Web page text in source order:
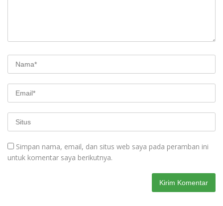
Simpan nama, email, dan situs web saya pada peramban ini
untuk komentar saya berikutnya.